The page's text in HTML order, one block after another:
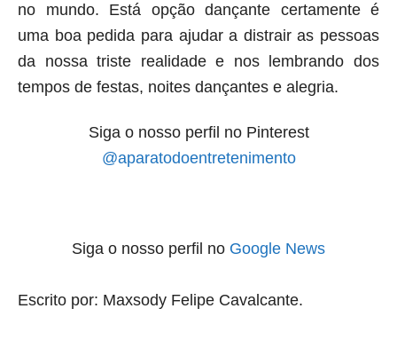
no mundo. Está opção dançante certamente é
uma boa pedida para ajudar a distrair as pessoas
da nossa triste realidade e nos lembrando dos
tempos de festas, noites dançantes e alegria.
Siga o nosso perfil no Pinterest
@aparatodoentretenimento
Siga o nosso perfil no Google News
Escrito por: Maxsody Felipe Cavalcante.